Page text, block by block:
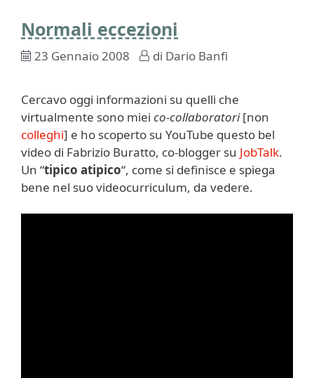
Normali eccezioni
23 Gennaio 2008 di Dario Banfi
Cercavo oggi informazioni su quelli che
virtualmente sono miei co-collaboratori[non
colleghi] e ho scoperto su YouTube questo bel
video di Fabrizio Buratto, co-blogger su JobTalk.
Un “tipico atipico“, come si definisce e spiega
bene nel suo videocurriculum, da vedere.